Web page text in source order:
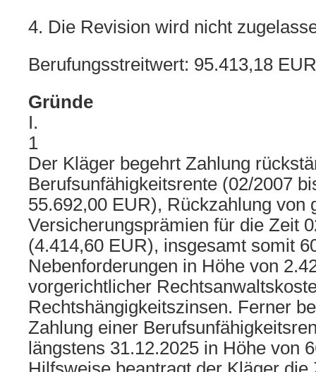
4. Die Revision wird nicht
Berufungsstreitwert: 95.413,18 EUR
Gründe
I.
1
Der Kläger begehrt Zahlung
Berufsunfähigkeitsrente (02/2007
55.692,00 EUR), Rückzahlung von
Versicherungsprämien für die Zeit
(4.414,60 EUR), insgesamt somit
Nebenforderungen in Höhe von
vorgerichtlicher
Rechtshängigkeitszinsen. Ferner
Zahlung einer
längstens 31.12.2025 in Höhe von